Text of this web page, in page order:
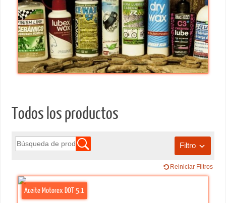
Todos los productos
Filtro
Reiniciar Filtros
Aceite Motorex DOT 5.1